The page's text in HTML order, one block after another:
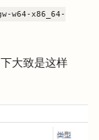
w64-x86_64-
大致是这样